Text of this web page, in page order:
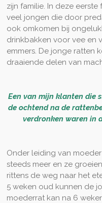
zijn familie. In deze
veel jongen die door
ook omkomen bij
drinkbakken voor vee en
emmers. De jonge ratten
draaiende delen van
Een van mijn klanten die
de ochtend na de
verdronken waren in
Onder leiding van
steeds meer en ze
rittens de weg naar het
5 weken oud kunnen de
moederrat kan na 6